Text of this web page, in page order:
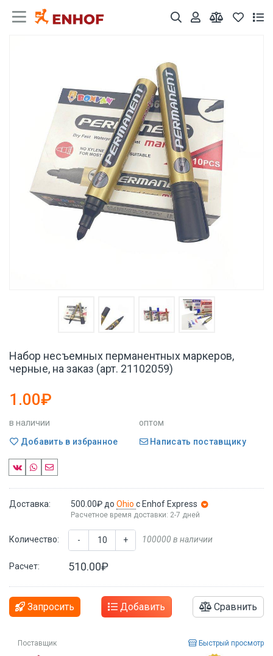
Набор несъемных перманентных маркеров,
черные, на заказ (арт. 21102059)
1.00₽
в наличии
оптом
Добавить в избранное
Написать поставщику
Доставка: 500.00₽ до Ohio с Enhof Express
Расчетное время доставки: 2-7 дней
Количество: - + 100000 в наличии
Расчет: 510.00₽
Запросить Добавить Сравнить
Поставщик Быстрый просмотр